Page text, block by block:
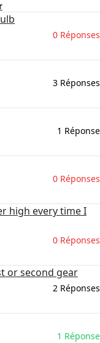
0 Réponses
3 Réponses
1 Réponse
0 Réponses
high every time I
0 Réponses
or second gear
2 Réponses
1 Réponse